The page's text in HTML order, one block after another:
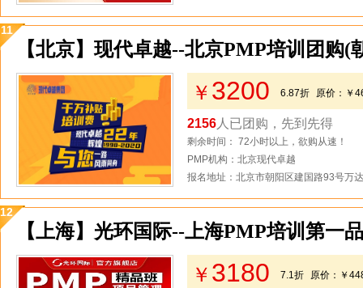
11
【北京】现代卓越--北京PMP培训团购(
￥ 3200 6.87折 原价： ￥
2156 人已团购，先到先得
剩余时间： 72小时以上，欲购从速！
PMP机构：北京现代卓越
报名地址：北京市朝阳区建国路93号万
12
【上海】光环国际--上海PMP培训第一
￥ 3180 7.1折 原价： ￥